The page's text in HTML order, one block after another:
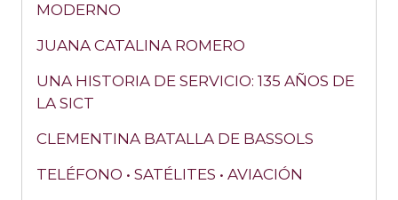
MODERNO
JUANA CATALINA ROMERO
UNA HISTORIA DE SERVICIO: 135 AÑOS DE
LA SICT
CLEMENTINA BATALLA DE BASSOLS
TELÉFONO • SATÉLITES • AVIACIÓN